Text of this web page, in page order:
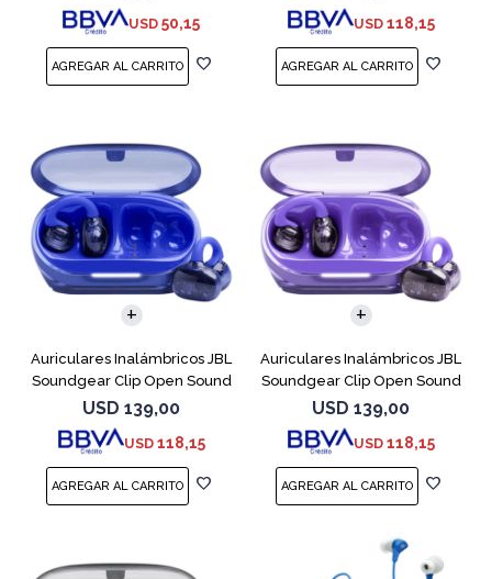
USD 50,15 USD 118,15
Auriculares Inalámbricos JBL
Soundgear Clip Open Sound
Azul
USD 139,00
USD 118,15
Auriculares Inalámbricos JBL
Soundgear Clip Open Sound
Purpl
USD 139,00
USD 118,15